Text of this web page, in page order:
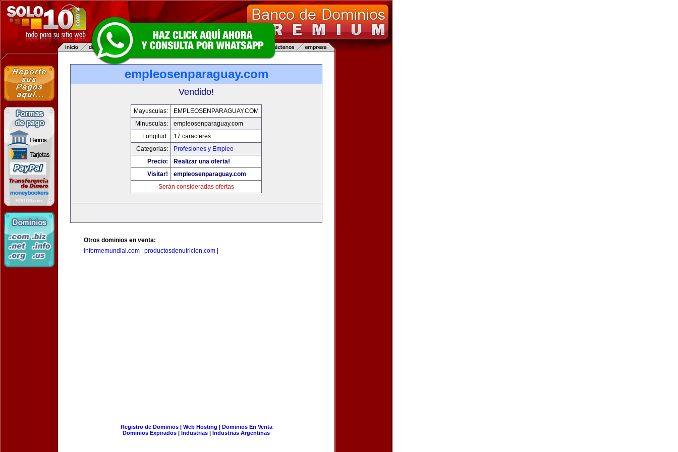
empleosenparaguay.com
Vendido!
Mayusculas:
EMPLEOSENPARAGUAY.COM
Minusculas:
empleosenparaguay.com
Longitud:
17 caracteres
Categorias:
Profesiones y Empleo
Precio:
Realizar una oferta!
Visitar!
empleosenparaguay.com
Serán consideradas ofertas
Otros dominios en venta:
informemundial.com
productosdenutricion.com
Registro de Dominios| Web Hosting | Dominios En Venta
Dominios Expirados | Industrias | Industrias Argentinas